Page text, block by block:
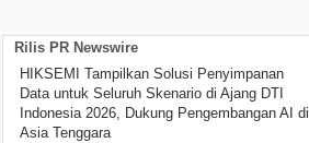
Rilis PR Newswire
HIKSEMI Tampilkan Solusi Penyimpanan
Data untuk Seluruh Skenario di Ajang DTI
Indonesia 2026, Dukung Pengembangan AI di
Asia Tenggara